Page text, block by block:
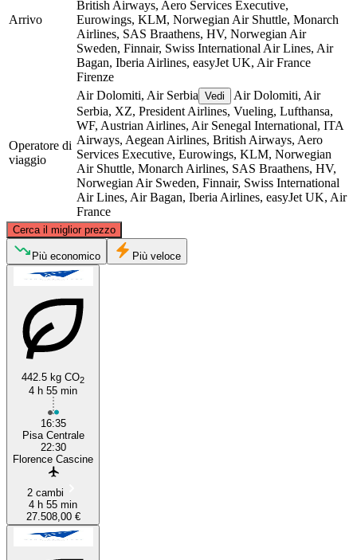
Arrivo
British Airways, Aero Services Executive,
Eurowings, KLM, Norwegian Air Shuttle, Monarch
Airlines, SAS Braathens, HV, Norwegian Air
Sweden, Finnair, Swiss International Air Lines, Air
Bagan, Iberia Airlines, easyJet UK, Air France
Firenze
Operatore di
viaggio
Air Dolomiti, Air Serbia Vedi
Air Dolomiti, Air
Serbia, XZ, President Airlines, Vueling, Lufthansa,
WF, Austrian Airlines, Air Senegal International, ITA
Airways, Aegean Airlines, British Airways, Aero
Services Executive, Eurowings, KLM, Norwegian
Air Shuttle, Monarch Airlines, SAS Braathens, HV,
Norwegian Air Sweden, Finnair, Swiss International
Air Lines, Air Bagan, Iberia Airlines, easyJet UK, Air
France
Cerca il miglior prezzo
Pisa
Più economico Più veloce
442.5 kg CO2
4 h 55 min
16:35
Pisa Centrale
22:30
Florence Cascine
2 cambi
4 h 55 min
27.508,00 €